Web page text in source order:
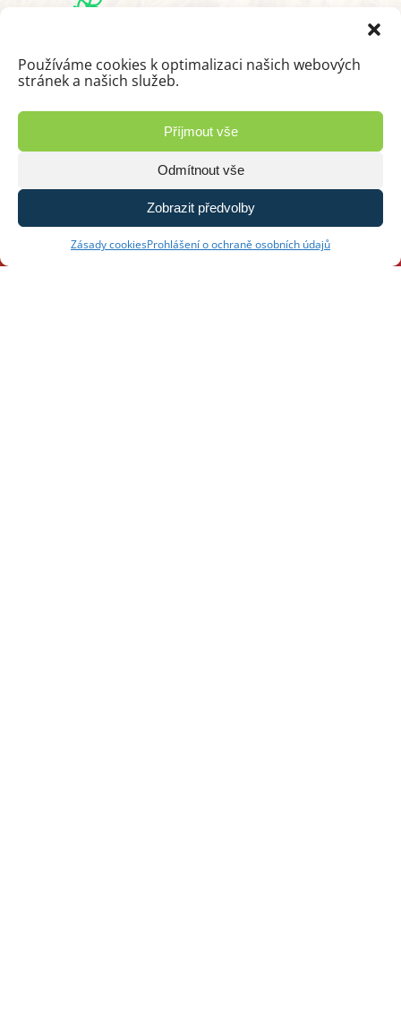
Používáme cookies k optimalizaci našich webových
stránek a našich služeb.
Příjmout vše
Odmítnout vše
Zobrazit předvolby
Zásady cookiesProhlášení o ochraně osobních údajů
pšenice
V případě dotazů nás neváhejte
kontaktovat